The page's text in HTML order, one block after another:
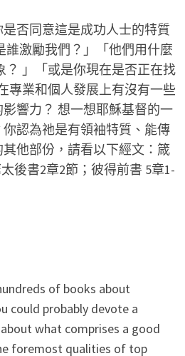
否同意這是成功人士的特質
誰激勵我們？」「他們用什麼
」「或是你現在是否正在找
專業和個人發展上有沒有一些
響力？ 想一想耶穌基督的一
認為祂是有領袖特質、能傳
他部份，請看以下經文：箴
後書2章2節；彼得前書 5章1-
of books about
could probably devote a
what comprises a good
foremost qualities of top